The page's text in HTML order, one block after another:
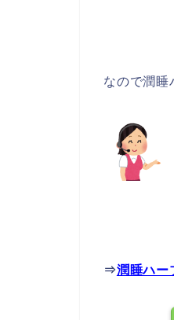
なので潤睡
⇒潤睡ハー